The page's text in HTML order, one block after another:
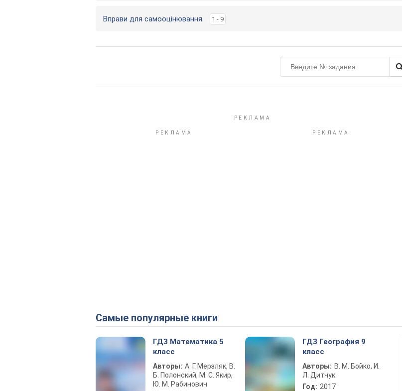
Вправи для самооцінювання 1 - 9
Самые популярные книги
ГДЗ Математика 5
класс
Авторы: А. Г. Мерзляк, В.
Б. Полонский, М. С. Якир,
Ю. М. Рабинович
ГДЗ География 9
класс
Авторы: В. М. Бойко, И.
Л. Дитчук
Год: 2017